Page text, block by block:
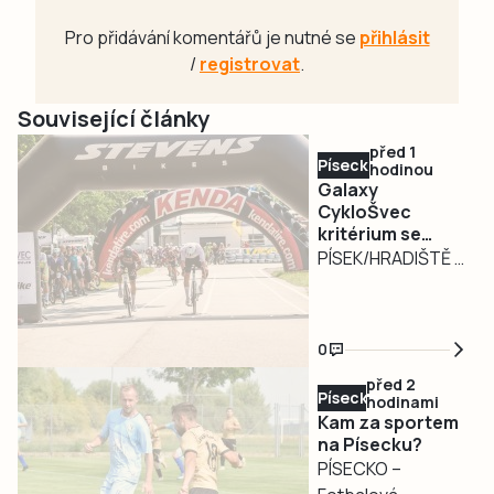
Pro přidávání komentářů je nutné se přihlásit
/registrovat.
Související články
Písecko
před 1
hodinou
Galaxy
CykloŠvec
kritérium se
vrací na Hradiště
PÍSEK/HRADIŠTĚ –
bude v neděli 9.
srpna dějištěm
tradičního Galaxy
CykloŠvec kritéria
Hradiště 2026.
Oblíbený silniční
0
Písecko
před 2
hodinami
Kam za sportem
na Písecku?
PÍSECKO –